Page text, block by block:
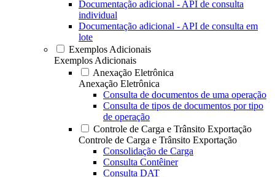
Documentação adicional - API de consulta
individual
Documentação adicional - API de consulta em
lote
Exemplos Adicionais
Exemplos Adicionais
Anexação Eletrônica
Anexação Eletrônica
Consulta de documentos de uma operação
Consulta de tipos de documentos por tipo
de operação
Controle de Carga e Trânsito Exportação
Controle de Carga e Trânsito Exportação
Consolidação de Carga
Consulta Contêiner
Consulta DAT